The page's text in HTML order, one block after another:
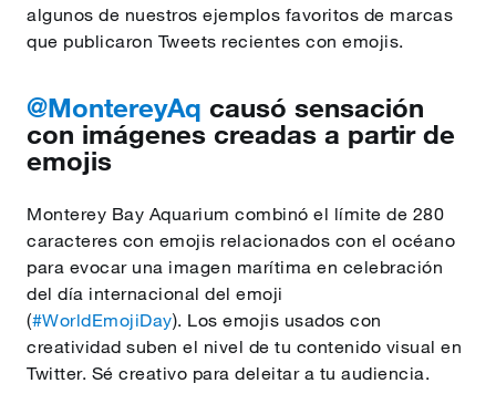
algunos de nuestros ejemplos favoritos de marcas
que publicaron Tweets recientes con emojis.
@MontereyAq causó sensación
con imágenes creadas a partir de
emojis
Monterey Bay Aquarium combinó el límite de 280
caracteres con emojis relacionados con el océano
para evocar una imagen marítima en celebración
del día internacional del emoji
(#WorldEmojiDay). Los emojis usados con
creatividad suben el nivel de tu contenido visual en
Twitter. Sé creativo para deleitar a tu audiencia.